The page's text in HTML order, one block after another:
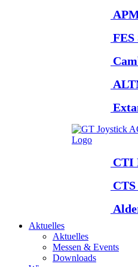
FES
CTI
Aktuelles
Aktuelles
Messen & Events
Downloads